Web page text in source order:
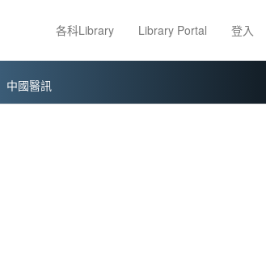
各科Library Library Portal 登入
中國醫訊